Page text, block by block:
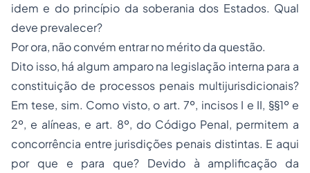
idem e do princípio da soberania dos Estados. Qual
deve prevalecer?
Por ora, não convém entrar no mérito da questão.
Dito isso, há algum amparo na legislação interna para a
constituição de processos penais multijurisdicionais?
Em tese, sim. Como visto, o art. 7º, incisos I e II, §§1º e
2º, e alíneas, e art. 8º, do Código Penal, permitem a
concorrência entre jurisdições penais distintas. E aqui
por que e para que? Devido à amplificação da